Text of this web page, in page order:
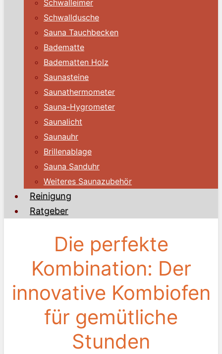
Schwalleimer
Schwalldusche
Sauna Tauchbecken
Badematte
Badematten Holz
Saunasteine
Saunathermometer
Sauna-Hygrometer
Saunalicht
Saunauhr
Brillenablage
Sauna Sanduhr
Weiteres Saunazubehör
Reinigung
Ratgeber
Die perfekte
Kombination: Der
innovative Kombiofen
für gemütliche
Stunden